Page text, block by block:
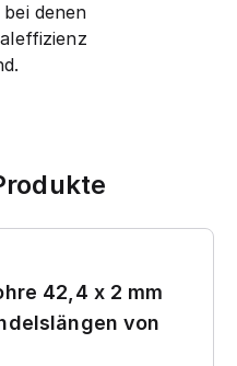
denen
42,4 x 2 mm
von